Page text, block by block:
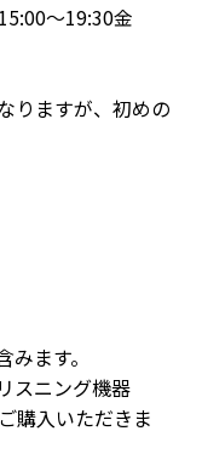
〜19:30金
りますが、初めの
ます。
スニング機器
購入いただきま